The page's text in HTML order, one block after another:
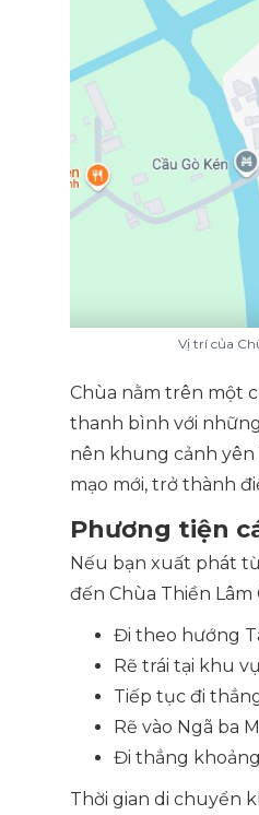
Vị trí của
Chùa nằm trên một
thanh bình với
nên khung cảnh yên
mạo mới, trở thành
Phương tiện
Nếu bạn xuất phát
đến Chùa Thiền Lâm
Đi theo hướng
Rẽ trái tại khu
Tiếp tục đi
Rẽ vào Ngã ba
Đi thẳng
Thời gian di chuyển